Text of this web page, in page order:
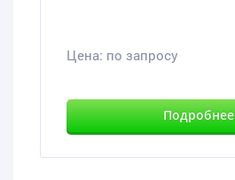
Цена: по запросу
Подробнее